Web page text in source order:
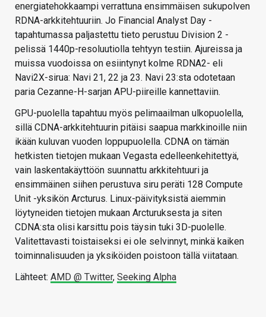
energiatehokkaampi verrattuna ensimmäisen sukupolven
RDNA-arkkitehtuuriin. Jo Financial Analyst Day -
tapahtumassa paljastettu tieto perustuu Division 2 -
pelissä 1440p-resoluutiolla tehtyyn testiin. Ajureissa ja
muissa vuodoissa on esiintynyt kolme RDNA2- eli
Navi2X-sirua: Navi 21, 22 ja 23. Navi 23:sta odotetaan
paria Cezanne-H-sarjan APU-piireille kannettaviin.
GPU-puolella tapahtuu myös pelimaailman ulkopuolella,
sillä CDNA-arkkitehtuurin pitäisi saapua markkinoille niin
ikään kuluvan vuoden loppupuolella. CDNA on tämän
hetkisten tietojen mukaan Vegasta edelleenkehitettyä,
vain laskentakäyttöön suunnattu arkkitehtuuri ja
ensimmäinen siihen perustuva siru peräti 128 Compute
Unit -yksikön Arcturus. Linux-päivityksistä aiemmin
löytyneiden tietojen mukaan Arcturuksesta ja siten
CDNA:sta olisi karsittu pois täysin tuki 3D-puolelle.
Valitettavasti toistaiseksi ei ole selvinnyt, minkä kaiken
toiminnalisuuden ja yksiköiden poistoon tällä viitataan.
Lähteet: AMD @ Twitter, Seeking Alpha